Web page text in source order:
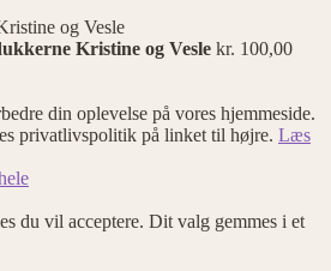
Kristine og Vesle kr. 100,00
din oplevelse på vores hjemmeside.
privatlivspolitik på linket til højre. Læs
du vil acceptere. Dit valg gemmes i et